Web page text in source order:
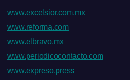
www.excelsior.com.mx
www.reforma.com
www.elbravo.mx
www.periodicocontacto.com
www.expreso.press